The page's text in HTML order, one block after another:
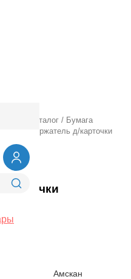
Оптовый каталог / Бумага
Держатель д/карточки
карточки
Амскан